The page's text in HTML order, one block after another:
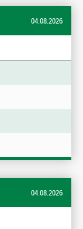
04.08.2026
04.08.2026